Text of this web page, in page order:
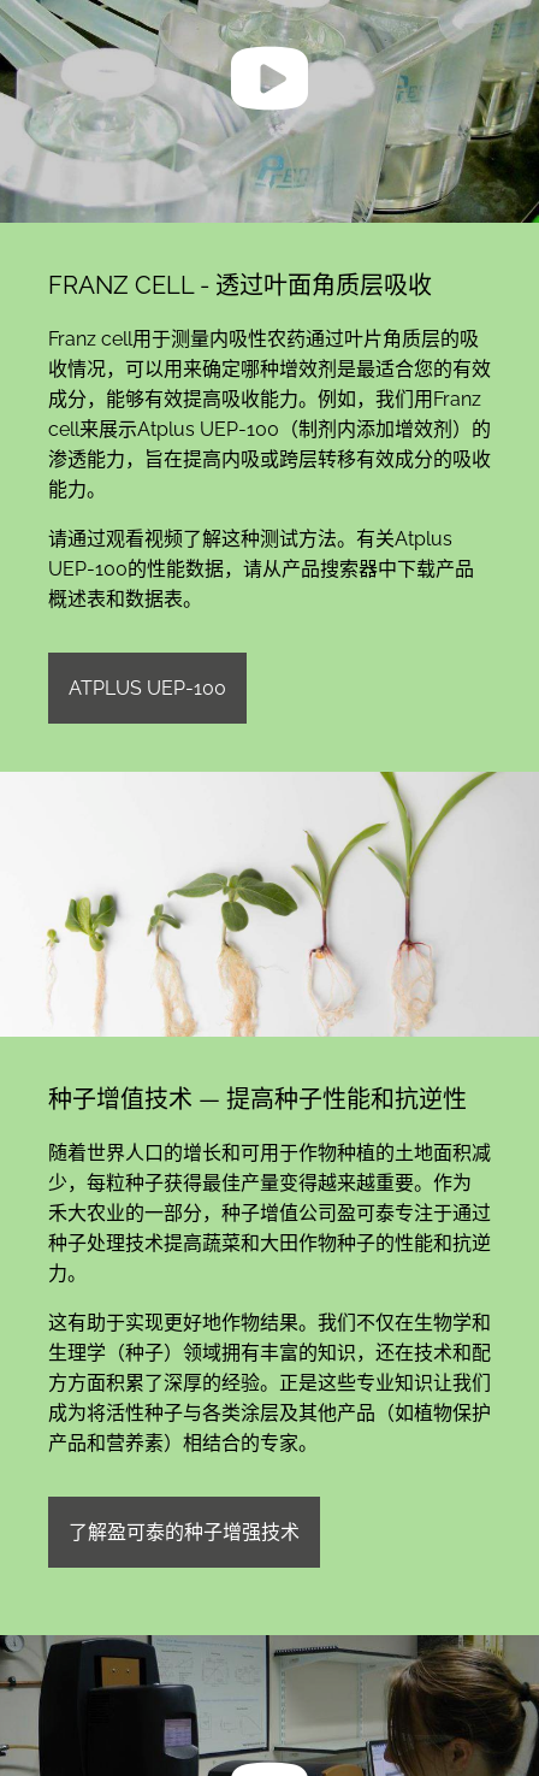
FRANZ CELL - 透过叶面角质层吸收
Franz cell用于测量内吸性农药通过叶片角质层的吸
收情况，可以用来确定哪种增效剂是最适合您的有效
成分，能够有效提高吸收能力。例如，我们用Franz
cell来展示Atplus UEP-100（制剂内添加增效剂）的
渗透能力，旨在提高内吸或跨层转移有效成分的吸收
能力。
请通过观看视频了解这种测试方法。有关Atplus
UEP-100的性能数据，请从产品搜索器中下载产品
概述表和数据表。
ATPLUS UEP-100
种子增值技术 — 提高种子性能和抗逆性
随着世界人口的增长和可用于作物种植的土地面积减
少，每粒种子获得最佳产量变得越来越重要。作为
禾大农业的一部分，种子增值公司盈可泰专注于通过
种子处理技术提高蔬菜和大田作物种子的性能和抗逆
力。
这有助于实现更好地作物结果。我们不仅在生物学和
生理学（种子）领域拥有丰富的知识，还在技术和配
方方面积累了深厚的经验。正是这些专业知识让我们
成为将活性种子与各类涂层及其他产品（如植物保护
产品和营养素）相结合的专家。
了解盈可泰的种子增强技术